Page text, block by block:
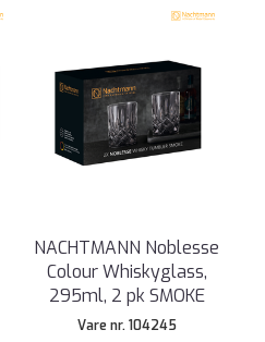
NACHTMANN Noblesse
Colour Whiskyglass,
295ml, 2 pk SMOKE
Vare nr. 104245